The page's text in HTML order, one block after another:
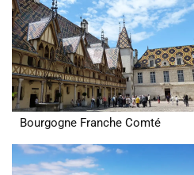
Bourgogne Franche Comté